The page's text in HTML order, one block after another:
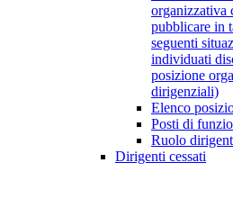
organizzativa
pubblicare in
seguenti
individuati
posizione
dirigenziali)
Elenco
Posti di
Ruolo
Dirigenti cessati